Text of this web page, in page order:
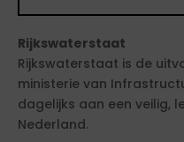
Rijkswaterstaat
Rijkswaterstaat is de
ministerie van
dagelijks aan een veilig,
Nederland.